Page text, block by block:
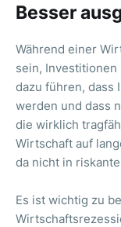
Besser
Während einer
sein, Investitionen
dazu führen, dass
werden und dass
die wirklich
Wirtschaft auf
da nicht in
Es ist wichtig zu